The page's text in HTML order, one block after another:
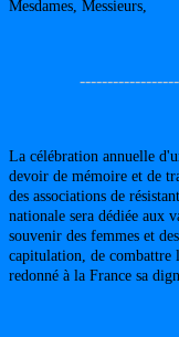
Mesdames, Messieurs,
La célébration annuelle
devoir de mémoire et de
des associations de
nationale sera dédiée aux
souvenir des femmes et
capitulation, de combattre
redonné à la France sa